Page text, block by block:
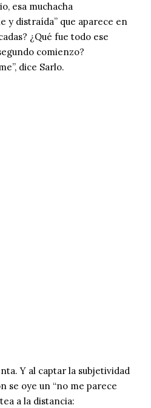
esa muchacha
y distraída” que aparece en
¿Qué fue todo ese
comienzo?
dice Sarlo.
Y al captar la subjetividad
se oye un “no me parece
a la distancia: